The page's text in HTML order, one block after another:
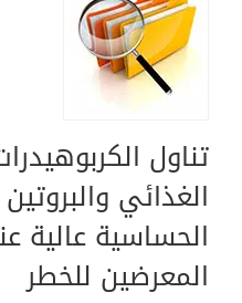
تناول
الغذائي
الحساسية عالية
المعرضين للخطر